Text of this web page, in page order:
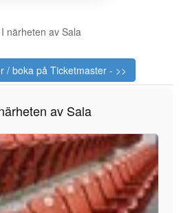
I närheten av Sala
/ boka på Ticketmaster - >>
av Sala